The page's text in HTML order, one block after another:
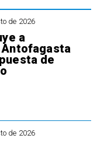
de 2026
a
Antofagasta
de
de 2026